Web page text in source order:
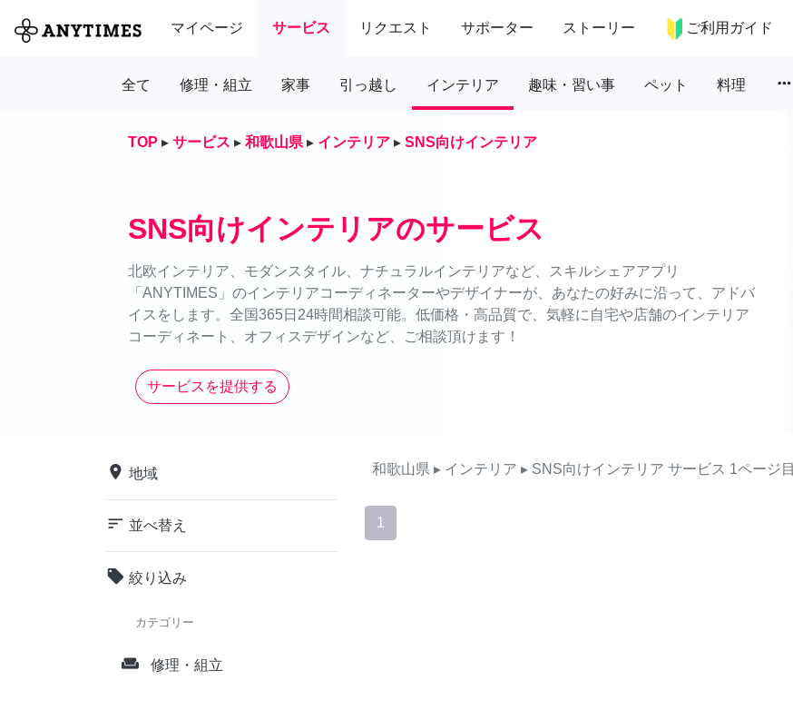
マイページ サービス リクエスト サポーター ストーリー ご利用ガイド
全て 修理・組立 家事 引っ越し インテリア 趣味・習い事 ペット 料理 more_horiz
TOP ▸ サービス ▸ 和歌山県 ▸ インテリア ▸ SNS向けインテリア
SNS向けインテリアのサービス
北欧インテリア、モダンスタイル、ナチュラルインテリアなど、スキルシェアアプリ
「ANYTIMES」のインテリアコーディネーターやデザイナーが、あなたの好みに沿って、アドバ
イスをします。全国365日24時間相談可能。低価格・高品質で、気軽に自宅や店舗のインテリア
コーディネート、オフィスデザインなど、ご相談頂けます！
サービスを提供する
place 地域
sort 並べ替え
local_offer 絞り込み
カテゴリー
weekend 修理・組立
和歌山県 ▸ インテリア ▸ SNS向けインテリア サービス 1ページ目
1